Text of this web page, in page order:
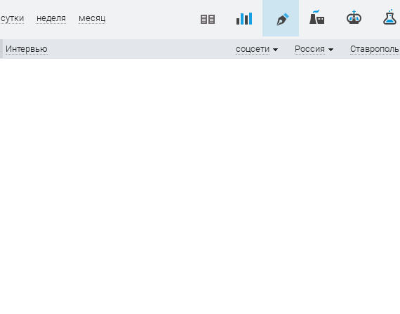
сутки неделя месяц
Интервью Ставрополь
Россия
соцсети